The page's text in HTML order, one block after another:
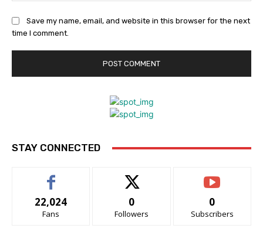
Save my name, email, and website in this browser for the next
time I comment.
STAY CONNECTED
22,024
Fans
0
Followers
0
Subscribers